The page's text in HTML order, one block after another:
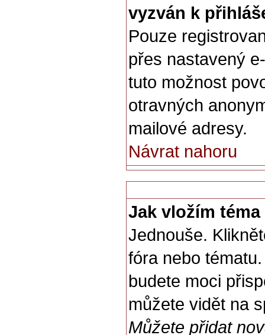
vyzván k
Pouze
přes nastavený
tuto možnost
otravných
mailové adresy.
Návrat nahoru
Jak vložím
Jednouše.
fóra nebo
budete moci
můžete vidět na
Můžete přidat